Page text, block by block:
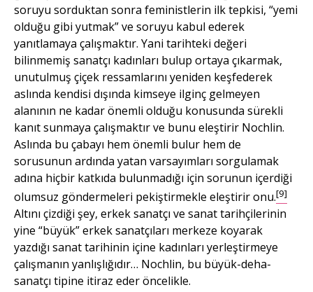
soruyu sorduktan sonra feministlerin ilk tepkisi, “yemi
olduğu gibi yutmak” ve soruyu kabul ederek
yanıtlamaya çalışmaktır. Yani tarihteki değeri
bilinmemiş sanatçı kadınları bulup ortaya çıkarmak,
unutulmuş çiçek ressamlarını yeniden keşfederek
aslında kendisi dışında kimseye ilginç gelmeyen
alanının ne kadar önemli olduğu konusunda sürekli
kanıt sunmaya çalışmaktır ve bunu eleştirir Nochlin.
Aslında bu çabayı hem önemli bulur hem de
sorusunun ardında yatan varsayımları sorgulamak
adına hiçbir katkıda bulunmadığı için sorunun içerdiği
olumsuz göndermeleri pekiştirmekle eleştirir onu.[9]
Altını çizdiği şey, erkek sanatçı ve sanat tarihçilerinin
yine “büyük” erkek sanatçıları merkeze koyarak
yazdığı sanat tarihinin içine kadınları yerleştirmeye
çalışmanın yanlışlığıdır… Nochlin, bu büyük-deha-
sanatçı tipine itiraz eder öncelikle.